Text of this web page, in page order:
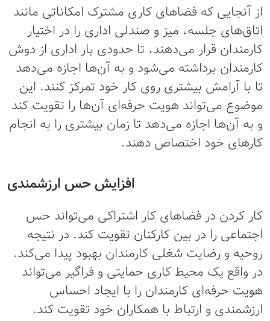
از آنجایی که فضاهای کاری مشترک امکاناتی مانند
اتاق‌های جلسه، میز و صندلی اداری را در اختیار
کارمندان قرار می‌دهند، تا حدودی بار اداری از دوش
کارمندان برداشته می‌شود و به آن‌ها اجازه می‌دهد
تا با آرامش بیشتری روی کار خود تمرکز کنند. این
موضوع می‌تواند هویت حرفه‌ای آن‌ها را تقویت کند
و به آن‌ها اجازه می‌دهد تا زمان بیشتری را به انجام
کارهای خود اختصاص دهند.
افزایش حس ارزشمندی
کار کردن در فضاهای کار اشتراکی می‌تواند حس
اجتماعی را در بین کارکنان تقویت کند. در نتیجه
روحیه و رضایت شغلی کارمندان بهبود پیدا می‌کند.
در واقع یک محیط کاری حمایتی و فراگیر می‌تواند
هویت حرفه‌ای کارمندان را با ایجاد احساس
ارزشمندی و ارتباط با همکاران خود تقویت کند.